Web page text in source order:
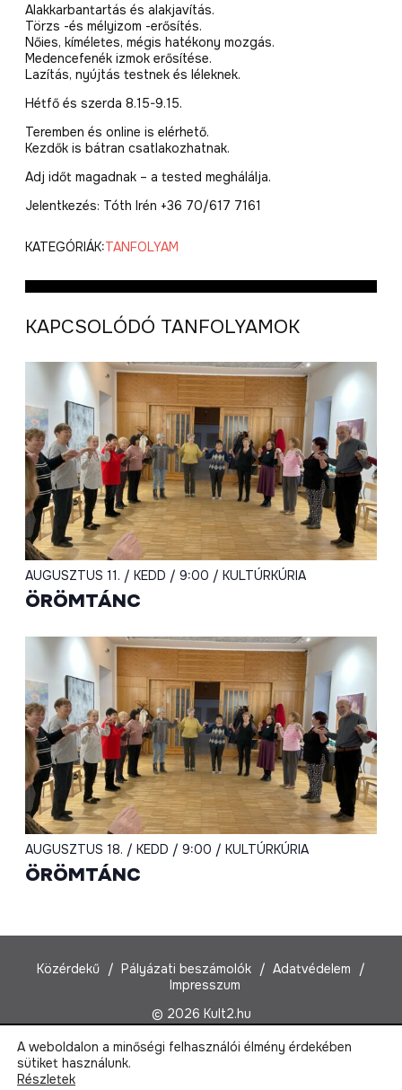
Alakkarbantartás és alakjavítás.
Törzs -és mélyizom -erősítés.
Nőies, kíméletes, mégis hatékony mozgás.
Medencefenék izmok erősítése.
Lazítás, nyújtás testnek és léleknek.
Hétfő és szerda 8.15-9.15.
Teremben és online is elérhető.
Kezdők is bátran csatlakozhatnak.
Adj időt magadnak – a tested meghálálja.
Jelentkezés: Tóth Irén +36 70/617 7161
KATEGÓRIÁK:TANFOLYAM
KAPCSOLÓDÓ TANFOLYAMOK
AUGUSZTUS 11. / KEDD / 9:00 / KULTÚRKÚRIA
ÖRÖMTÁNC
AUGUSZTUS 18. / KEDD / 9:00 / KULTÚRKÚRIA
ÖRÖMTÁNC
Közérdekű Pályázati beszámolók
Adatvédelem
Impresszum
© 2026 Kult2.hu
Kult2 Nonprofit Kft.
1022 Budapest, Marczibányi tér 5/A
A weboldalon a minőségi felhasználói élmény érdekében
sütiket használunk.
Részletek